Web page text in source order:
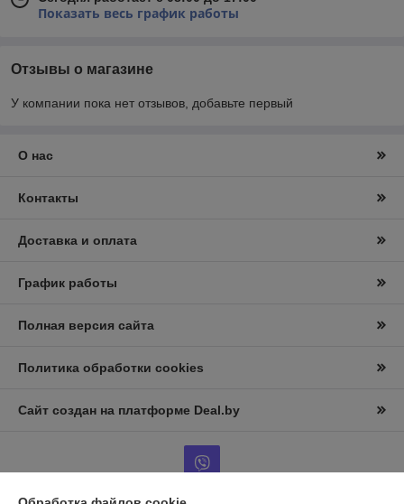
Показать весь график работы
Отзывы о магазине
У компании пока нет отзывов, добавьте первый
О нас
Контакты
Доставка и оплата
График работы
Полная версия сайта
Политика обработки cookies
Сайт создан на платформе Deal.by